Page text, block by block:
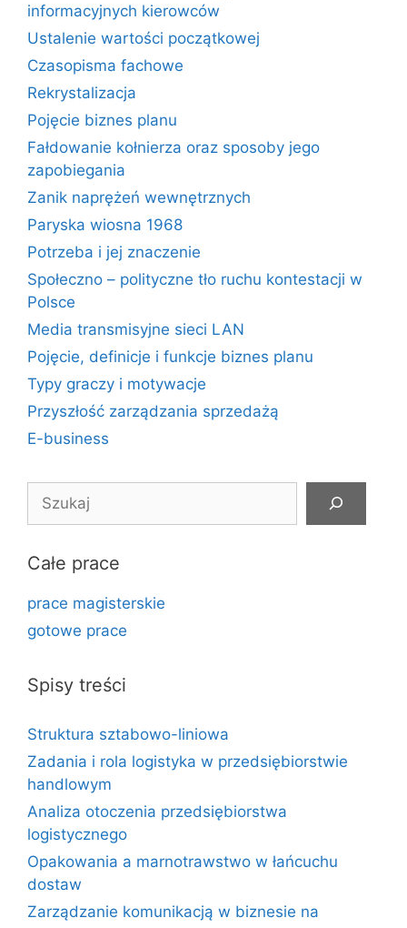
informacyjnych kierowców
Ustalenie wartości początkowej
Czasopisma fachowe
Rekrystalizacja
Pojęcie biznes planu
Fałdowanie kołnierza oraz sposoby jego
zapobiegania
Zanik naprężeń wewnętrznych
Paryska wiosna 1968
Potrzeba i jej znaczenie
Społeczno – polityczne tło ruchu kontestacji w
Polsce
Media transmisyjne sieci LAN
Pojęcie, definicje i funkcje biznes planu
Typy graczy i motywacje
Przyszłość zarządzania sprzedażą
E-business
Całe prace
prace magisterskie
gotowe prace
Spisy treści
Struktura sztabowo-liniowa
Zadania i rola logistyka w przedsiębiorstwie
handlowym
Analiza otoczenia przedsiębiorstwa
logistycznego
Opakowania a marnotrawstwo w łańcuchu
dostaw
Zarządzanie komunikacją w biznesie na